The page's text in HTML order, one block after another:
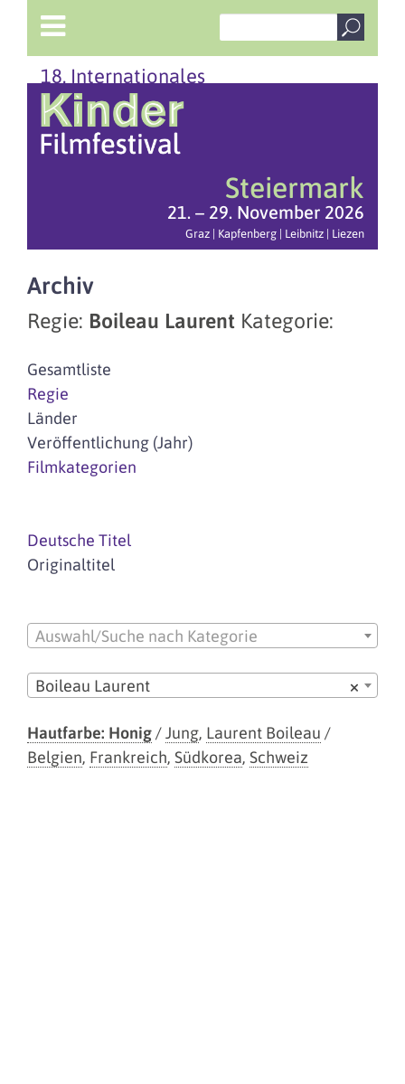
18. Internationales
Steiermark
21. – 29. November 2026
Graz | Kapfenberg | Leibnitz | Liezen
Archiv
Regie: Boileau Laurent Kategorie:
Gesamtliste
Regie
Länder
Veröffentlichung (Jahr)
Filmkategorien
Deutsche Titel
Originaltitel
Auswahl/Suche nach Kategorie
×
Boileau Laurent
Hautfarbe: Honig/Jung, Laurent Boileau /
Belgien, Frankreich, Südkorea, Schweiz